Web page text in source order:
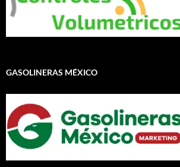
GASOLINERAS MÉXICO